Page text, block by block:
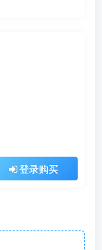
登录购买